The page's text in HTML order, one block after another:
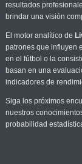
resultados
brindar una visión
El motor analítico de
patrones que influyen
en el fútbol o la
basan en una
indicadores de
Siga los próximos
nuestros
probabilidad